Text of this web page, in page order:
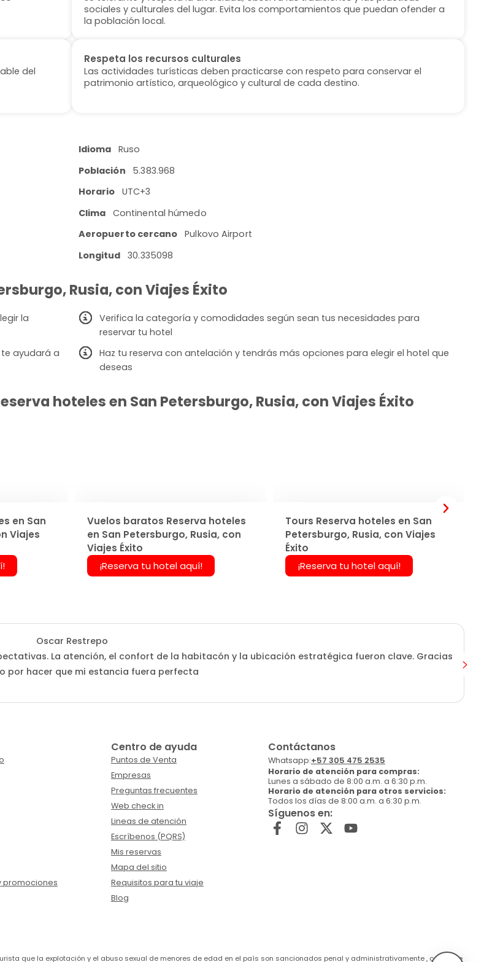
sociales y culturales del lugar. Evita los comportamientos que puedan ofender a
la población local.
del
Respeta los recursos culturales
Las actividades turísticas deben practicarse con respeto para conservar el
patrimonio artístico, arqueológico y cultural de cada destino.
Idioma Ruso
Población
5.383.968
Horario
UTC+3
Clima Continental húmedo
Aeropuerto cercano
Pulkovo Airport
Longitud 30.335098
Rusia, con Viajes Éxito
la
Verifica la categoría y comodidades según sean tus necesidades para
reservar tu hotel
ayudará a
Haz tu reserva con antelación y tendrás más opciones para elegir el hotel que
deseas
hoteles en San Petersburgo, Rusia, con Viajes Éxito
en San
Viajes
Vuelos baratos Reserva hoteles
en San Petersburgo, Rusia, con
Viajes Éxito
¡Reserva tu hotel aquí!
Tours Reserva hoteles en San
Petersburgo, Rusia, con Viajes
Éxito
¡Reserva tu hotel aquí!
Oscar Restrepo
La atención, el confort de la habitacón y la ubicación estratégica fueron clave. Gracias
por hacer que mi estancia fuera perfecta
promociones
Centro de ayuda
Puntos de Venta
Empresas
Preguntas frecuentes
Web check in
Lineas de atención
Escríbenos (PQRS)
Mis reservas
Mapa del sitio
Requisitos para tu viaje
Blog
Contáctanos
Whatsapp:+57 305 475 2535
Horario de atención para compras:
Lunes a sábado de 8:00 a.m. a 6:30 p.m.
Horario de atención para otros servicios:
Todos los días de 8:00 a.m. a 6:30 p.m.
Síguenos en:
que la explotación y el abuso sexual de menores de edad en el país son sancionados penal y administrativamente , conforme